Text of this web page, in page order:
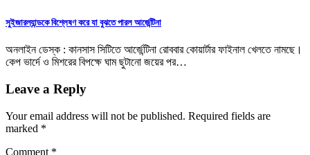
সুইজারল্যান্ডকে বিশ্লেষণ করে যা বুঝতে পারল আর্জেন্টিনা
অনলাইন ডেস্ক : কানসাস সিটিতে আর্জেন্টিনা রোববার কোয়ার্টার ফাইনাল খেলতে নামছে।
কেপ ভার্দে ও মিশরের বিপক্ষে ঘাম ছুটানো জয়ের পর…
Leave a Reply
Your email address will not be published. Required fields are
marked *
Comment *